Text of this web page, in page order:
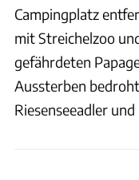
Campingplatz
mit Streichelzoo
gefährdeten
Aussterben
Riesenseeadler